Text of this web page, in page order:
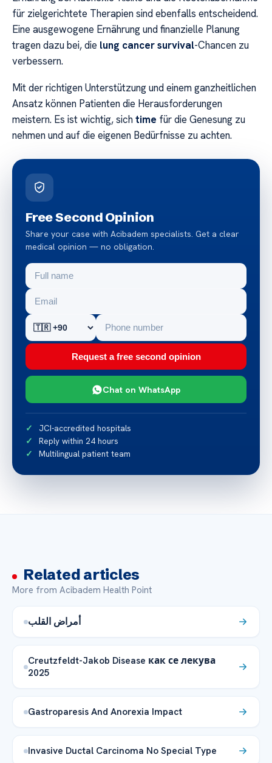
für zielgerichtete Therapien sind ebenfalls entscheidend.
Eine ausgewogene Ernährung und finanzielle Planung
tragen dazu bei, die lung cancer survival-Chancen zu
verbessern.
Mit der richtigen Unterstützung und einem ganzheitlichen
Ansatz können Patienten die Herausforderungen
meistern. Es ist wichtig, sichtime für die Genesung zu
nehmen und auf die eigenen Bedürfnisse zu achten.
Free Second Opinion
Share your case with Acibadem specialists. Get a clear
medical opinion — no obligation.
Request a free second opinion
Chat on WhatsApp
JCI-accredited hospitals
Reply within 24 hours
Multilingual patient team
Related articles
More from Acibadem Health Point
أمراض القلب
Creutzfeldt-Jakob Disease как се лекува
2025
Gastroparesis And Anorexia Impact
Invasive Ductal Carcinoma No Special Type